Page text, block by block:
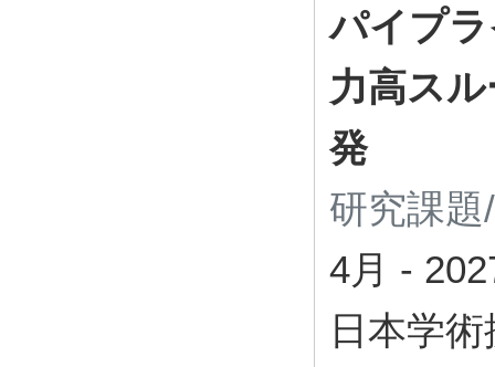
パイプ
力高ス
発
研究課
4月 -
日本学